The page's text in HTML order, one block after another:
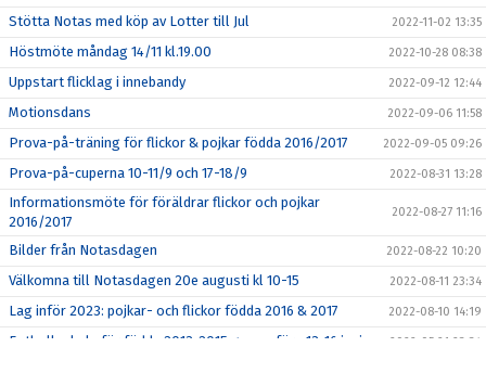
Stötta Notas med köp av Lotter till Jul 2022-11-02 13:35
Höstmöte måndag 14/11 kl.19.00 2022-10-28 08:38
Uppstart flicklag i innebandy 2022-09-12 12:44
Motionsdans 2022-09-06 11:58
Prova-på-träning för flickor & pojkar födda 2016/2017 2022-09-05 09:26
Prova-på-cuperna 10-11/9 och 17-18/9 2022-08-31 13:28
Informationsmöte för föräldrar flickor och pojkar
2016/2017
2022-08-27 11:16
Bilder från Notasdagen 2022-08-22 10:20
Välkomna till Notasdagen 20e augusti kl 10-15 2022-08-11 23:34
Lag inför 2023: pojkar- och flickor födda 2016 & 2017 2022-08-10 14:19
Fotbollsskola för födda 2013-2015 genomförs 13-16 juni 2022-05-21 23:34